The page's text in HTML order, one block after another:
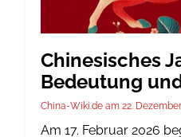
Chinesisches
Bedeutung
China-Wiki.de 22.
Am 17. Februar 2026